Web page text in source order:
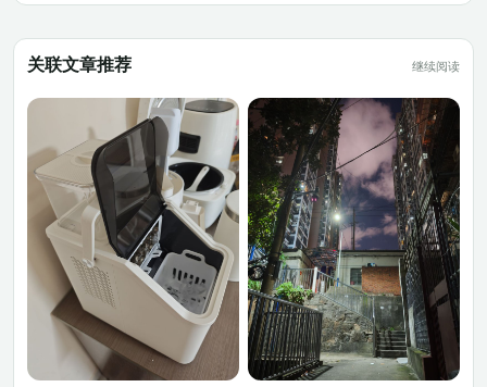
关联文章推荐 继续阅读